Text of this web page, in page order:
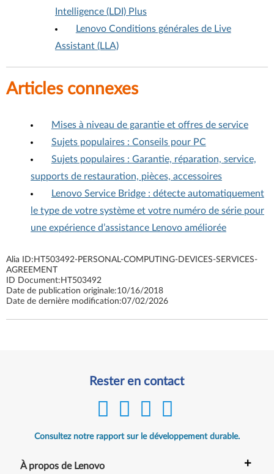
Intelligence (LDI) Plus
Lenovo Conditions générales de Live
Assistant (LLA)
Articles connexes
Mises à niveau de garantie et offres de service
Sujets populaires : Conseils pour PC
Sujets populaires : Garantie, réparation, service,
supports de restauration, pièces, accessoires
Lenovo Service Bridge : détecte automatiquement
le type de votre système et votre numéro de série pour
une expérience d’assistance Lenovo améliorée
Alia ID: HT503492-PERSONAL-COMPUTING-DEVICES-SERVICES-
AGREEMENT
ID Document: HT503492
Date de publication originale:10/16/2018
Date de dernière modification:07/02/2026
Rester en contact
Consultez notre rapport sur le développement durable.
À propos de Lenovo +